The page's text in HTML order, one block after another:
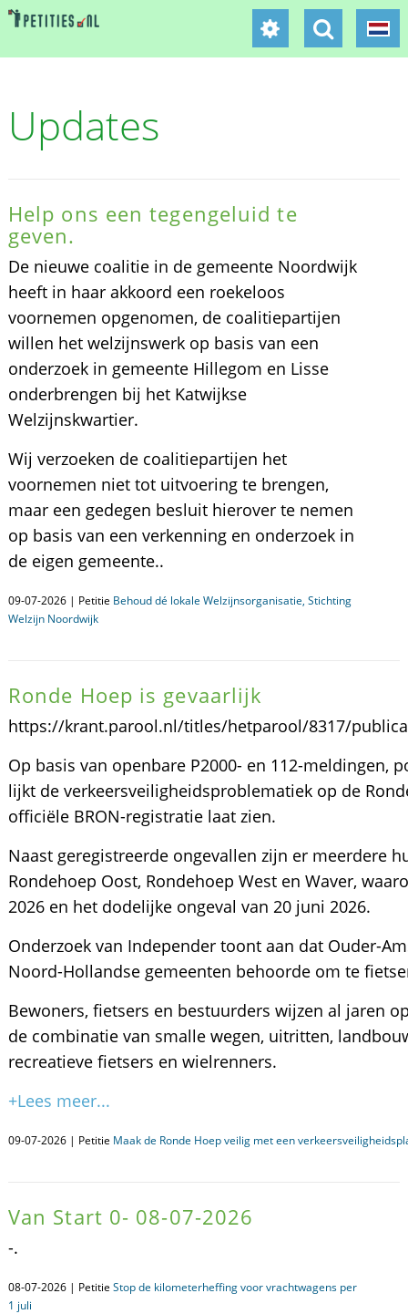
Updates
Help ons een tegengeluid te
geven.
De nieuwe coalitie in de gemeente Noordwijk
heeft in haar akkoord een roekeloos
voornemen opgenomen, de coalitiepartijen
willen het welzijnswerk op basis van een
onderzoek in gemeente Hillegom en Lisse
onderbrengen bij het Katwijkse
Welzijnskwartier.
Wij verzoeken de coalitiepartijen het
voornemen niet tot uitvoering te brengen,
maar een gedegen besluit hierover te nemen
op basis van een verkenning en onderzoek in
de eigen gemeente..
09-07-2026 | Petitie Behoud dé lokale Welzijnsorganisatie, Stichting
Welzijn Noordwijk
Ronde Hoep is gevaarlijk
https://krant.parool.nl/titles/hetparool/8317/
Op basis van openbare P2000- en 112-meldingen,
lijkt de verkeersveiligheidsproblematiek op de
officiële BRON-registratie laat zien.
Naast geregistreerde ongevallen zijn er meerdere
Rondehoep Oost, Rondehoep West en Waver,
2026 en het dodelijke ongeval van 20 juni 2026.
Onderzoek van Independer toont aan dat Ouder-
Noord-Hollandse gemeenten behoorde om te
Bewoners, fietsers en bestuurders wijzen al jaren
de combinatie van smalle wegen, uitritten,
recreatieve fietsers en wielrenners.
+Lees meer...
09-07-2026 | Petitie Maak de Ronde Hoep veilig met een
Van Start 0- 08-07-2026
-.
08-07-2026 | Petitie Stop de kilometerheffing voor vrachtwagens per
1 juli